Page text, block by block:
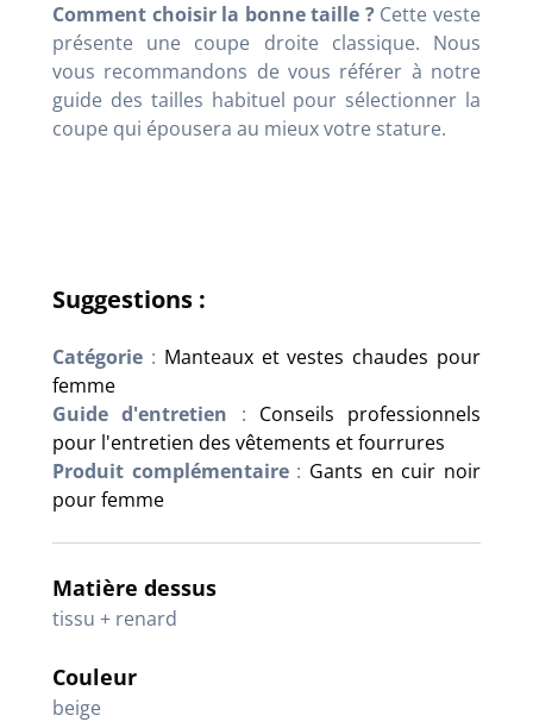
Comment choisir la bonne taille ?Cette veste
présente une coupe droite classique. Nous
vous recommandons de vous référer à notre
guide des tailles habituel pour sélectionner la
coupe qui épousera au mieux votre stature.
Suggestions :
Catégorie : Manteaux et vestes chaudes pour
femme
Guide d'entretien : Conseils professionnels
pour l'entretien des vêtements et fourrures
Produit complémentaire: Gants en cuir noir
pour femme
Matière dessus
tissu + renard
Couleur
beige